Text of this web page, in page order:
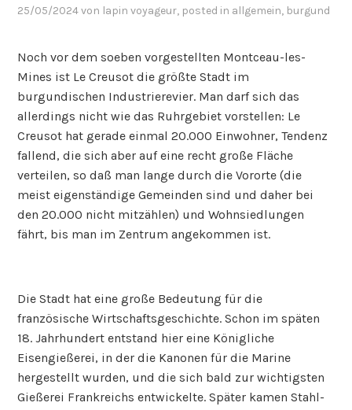
25/05/2024von lapin voyageur, posted in allgemein, burgund
Noch vor dem soeben vorgestellten Montceau-les-
Mines ist Le Creusot die größte Stadt im
burgundischen Industrierevier. Man darf sich das
allerdings nicht wie das Ruhrgebiet vorstellen: Le
Creusot hat gerade einmal 20.000 Einwohner, Tendenz
fallend, die sich aber auf eine recht große Fläche
verteilen, so daß man lange durch die Vororte (die
meist eigenständige Gemeinden sind und daher bei
den 20.000 nicht mitzählen) und Wohnsiedlungen
fährt, bis man im Zentrum angekommen ist.
Die Stadt hat eine große Bedeutung für die
französische Wirtschaftsgeschichte. Schon im späten
18. Jahrhundert entstand hier eine Königliche
Eisengießerei, in der die Kanonen für die Marine
hergestellt wurden, und die sich bald zur wichtigsten
Gießerei Frankreichs entwickelte. Später kamen Stahl-